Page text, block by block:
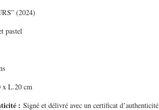
(2024)
pastel
x L.20 cm
: Signé et délivré avec un certificat d’authenticité